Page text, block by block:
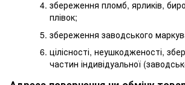
збереження пломб, ярликів,
плівок;
збереження заводського
цілісності, неушкодженості,
частин індивідуальної